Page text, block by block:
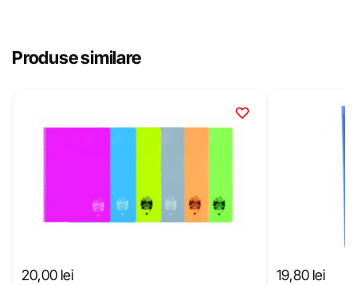
Produse similare
20,00 lei 19,80 lei